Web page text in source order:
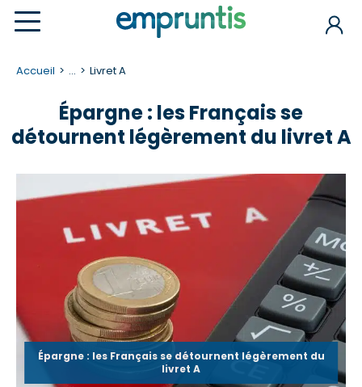
Accueil ... Livret A
Épargne : les Français se
détournent légèrement du livret A
Épargne : les Français se détournent légèrement du
livret A